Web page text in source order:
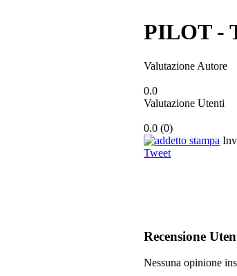
PILOT -
Valutazione Autore
0.0
Valutazione Utenti
0.0 (0)
Tweet
Recensione
Nessuna opinione